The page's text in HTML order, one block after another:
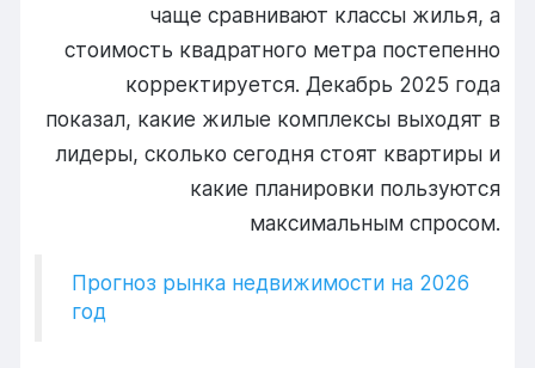
чаще сравнивают классы жилья, а
стоимость квадратного метра постепенно
корректируется. Декабрь 2025 года
показал, какие жилые комплексы выходят в
лидеры, сколько сегодня стоят квартиры и
какие планировки пользуются
максимальным спросом.
Прогноз рынка недвижимости на 2026
год